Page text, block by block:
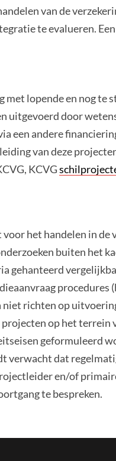
van de
te evalueren.
met lopende en nog te
uitgevoerd door
een andere
van deze
KCVG
het handelen in de
buiten het
gehanteerd
richten op
op het terrein
geformuleerd
verwacht dat
en/of
te bespreken.